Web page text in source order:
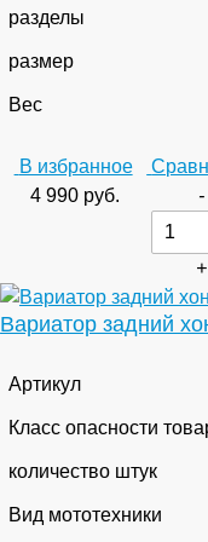
разделы
размер
Вес
В избранное
4 990 руб. -
+
Вариатор задний
Артикул
Класс опасности
количество штук
Вид мототехники